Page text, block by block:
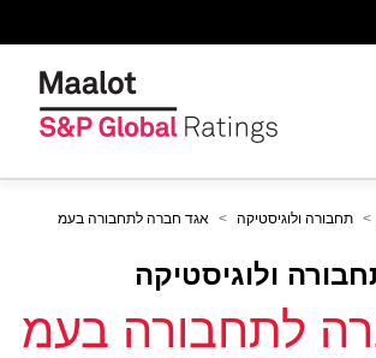
תחבורה ולוגיסטיקה אגד חברה לתחבורה בעמ
ולוגיסטיקה
לתחבורה בעמ